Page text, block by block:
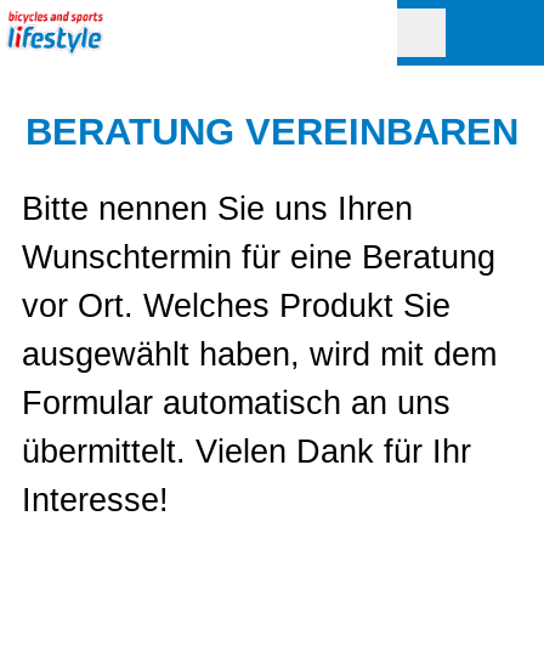
BERATUNG VEREINBAREN
Bitte nennen Sie uns Ihren
Wunschtermin für eine Beratung
vor Ort. Welches Produkt Sie
ausgewählt haben, wird mit dem
Formular automatisch an uns
übermittelt. Vielen Dank für Ihr
Interesse!